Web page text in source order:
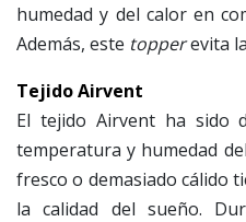
humedad y del calor en
Además, este topperevita
Tejido Airvent
El tejido Airvent ha sido
temperatura y humedad
fresco o demasiado cálido
la calidad del sueño.